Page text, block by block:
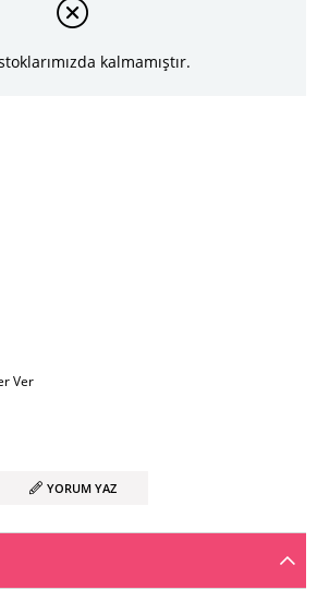
kalmamıştır.
Ver
YORUM YAZ